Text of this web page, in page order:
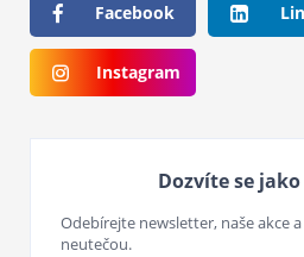
Facebook
Instagram
Dozvíte se
Odebírejte newsletter, naše akce
neutečou.